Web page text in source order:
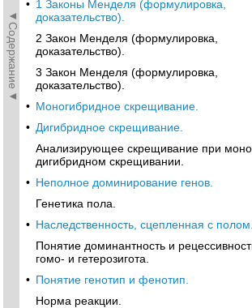
◄Содержание◄
• 1 Законы Менделя (формулировка,
доказательство).
2 Закон Менделя (формулировка,
доказательство).
3 Закон Менделя (формулировка,
доказательство).
• Моногибридное скрещивание.
• Дигибридное скрещивание.
Анализирующее скрещивание при
дигибридном скрещивании.
• Неполное доминирование генов.
Генетика пола.
• Наследственность, сцепленная с полом.
Понятие доминантность и
гомо- и гетерозигота.
• Понятие генотип и фенотип.
Норма реакции.